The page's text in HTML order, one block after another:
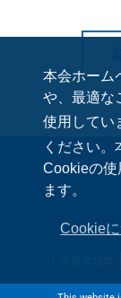
本会ホーム
や、最適な
使用してい
ください。
Cookieの使
ます。
Cookie